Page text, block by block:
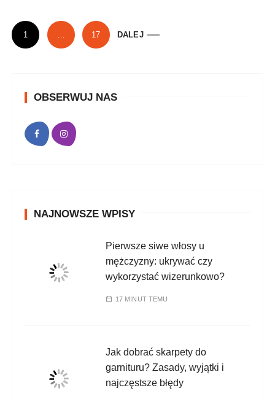
S
t
1 … 17 DALEJ
OBSERWUJ NAS
NAJNOWSZE WPISY
Pierwsze siwe włosy u
mężczyzny: ukrywać czy
wykorzystać wizerunkowo?
17 MINUT TEMU
Jak dobrać skarpety do
garnituru? Zasady, wyjątki i
najczęstsze błędy